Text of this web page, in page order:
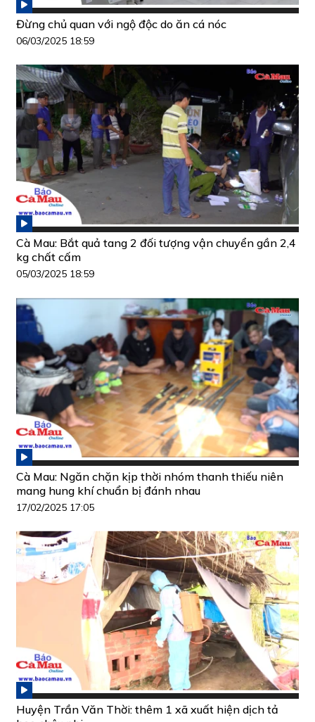
Đừng chủ quan với ngộ độc do ăn cá nóc
06/03/2025 18:59
Cà Mau: Bắt quả tang 2 đối tượng vận chuyển gần 2,4
kg chất cấm
05/03/2025 18:59
Cà Mau: Ngăn chặn kịp thời nhóm thanh thiếu niên
mang hung khí chuẩn bị đánh nhau
17/02/2025 17:05
Huyện Trần Văn Thời: thêm 1 xã xuất hiện dịch tả